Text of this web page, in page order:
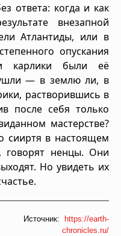
ответа: когда и как
внезапной
Атлантиды, или в
опускания
карлики были её
— в землю ли, в
растворившись в
после себя только
мастерстве?
сииртя в настоящем
ненцы. Они
Но увидеть их
Источник:
https://earth-
chronicles.ru/